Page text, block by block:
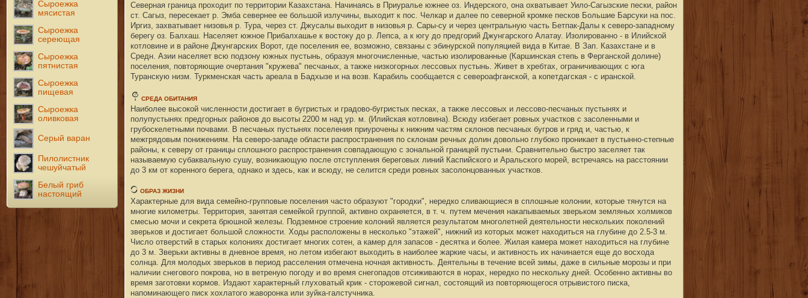
Сыроежка
мясистая
Сыроежка
сереющая
Сыроежка
пятнистая
Сыроежка
пищевая
Сыроежка
оливковая
Серый варан
Пилолистник
чешуйчатый
Белый гриб
настоящий
Северная граница проходит по территории Казахстана. Начинаясь в Приуралье южнее оз. Индерского, она охватывает Уило-Сагызские пески, район
ст. Сагыз, пересекает р. Эмба севернее ее большой излучины, выходит к пос. Челкар и далее по северной кромке песков Большие Барсуки на пос.
Иргиз, захватывает низовья р. Тура, через ст. Джусалы выходит в низовья р. Сары-су и через центральную часть Бетпак-Далы к северо-западному
берегу оз. Балхаш. Населяет южное Прибалхашье к востоку до р. Лепса, а к югу до предгорий Джунгарского Алатау. Изолированно - в Илийской
котловине и в районе Джунгарских Ворот, где поселения ее, возможно, связаны с эбинурской популяцией вида в Китае. В Зап. Казахстане и в
Средн. Азии населяет всю подзону южных пустынь, образуя многочисленные, частью изолированные (Каршинская степь в Ферганской долине)
поселения, повторяющие очертания "кружева" песчаных, а также низкогорных лессовых пустынь. Живет в хребтах, ограничивающих с юга
Туранскую низм. Туркменская часть ареала в Бадхызе и на возв. Карабиль сообщается с североафганской, а копетдагская - с иранской.
СРЕДА ОБИТАНИЯ
Наиболее высокой численности достигает в бугристых и градово-бугристых песках, а также лессовых и лессово-песчаных пустынях и
полупустынях предгорных районов до высоты 2200 м над ур. м. (Илийская котловина). Всюду избегает ровных участков с засоленными и
грубоскелетными почвами. В песчаных пустынях поселения приурочены к нижним частям склонов песчаных бугров и гряд и, частью, к
межгрядовым понижениям. На северо-западе области распространения по склонам речных долин довольно глубоко проникает в пустынно-степные
районы, к северу от границы сплошного распространения совпадающую с зональной границей пустыни. Сравнительно быстро заселяет так
называемую субаквальную сушу, возникающую после отступления береговых линий Каспийского и Аральского морей, встречаясь на расстоянии
до 3 км от коренного берега, однако и здесь, как и всюду, не селится среди ровных засолонцованных участков.
ОБРАЗ ЖИЗНИ
Характерные для вида семейно-групповые поселения часто образуют "городки", нередко сливающиеся в сплошные колонии, которые тянутся на
многие километры. Территория, занятая семейкой группой, активно охраняется, в т. ч. путем мечения накапываемых зверьком земляных холмиков
смесью мочи и секрета брюшной железы. Подземное строение колоний является результатом многолетней деятельности нескольких поколений
зверьков и достигает большой сложности. Ходы расположены в несколько "этажей", нижний из которых может находиться на глубине до 2.5-3 м.
Число отверстий в старых колониях достигает многих сотен, а камер для запасов - десятка и более. Жилая камера может находиться на глубине
до 3 м. Зверьки активны в дневное время, но летом избегают выходить в наиболее жаркие часы, и активность их начинается еще до восхода
солнца. Для молодых зверьков в период расселения отмечена ночная активность. Деятельны в течение всей зимы, даже в сильные морозы и при
наличии снегового покрова, но в ветреную погоду и во время снегопадов отсиживаются в норах, нередко по нескольку дней. Особенно активны во
время заготовки кормов. Издают характерный глуховатый крик - сторожевой сигнал, состоящий из повторяющегося отрывистого писка,
напоминающего писк хохлатого жаворонка или зуйка-галстучника.